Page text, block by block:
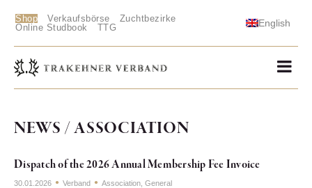
Shop Verkaufsbörse
Zuchtbezirke
Online Studbook
TTG English
NEWS / ASSOCIATION
Dispatch of the 2026 Annual Membership Fee Invoice
30.01.2026 Verband Association General